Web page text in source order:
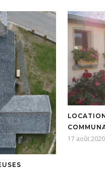
17 août 2020